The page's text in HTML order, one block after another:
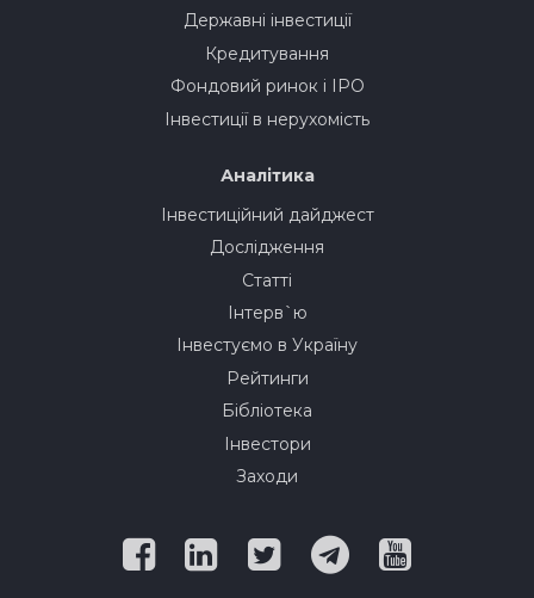
Державні інвестиції
Кредитування
Фондовий ринок і IPO
Інвестиції в нерухомість
Аналітика
Інвестиційний дайджест
Дослідження
Статті
Інтерв`ю
Інвестуємо в Україну
Рейтинги
Бібліотека
Інвестори
Заходи